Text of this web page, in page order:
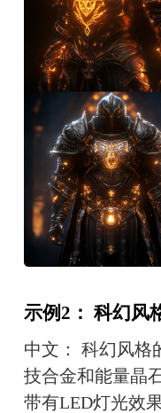
示例2： 科幻风
中文： 科幻风格
技合金和能量晶
带有LED灯光效